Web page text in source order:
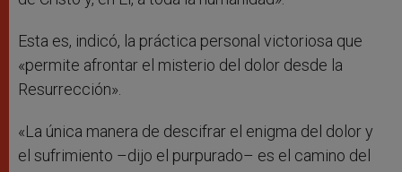
Esta es, indicó, la práctica personal victoriosa que
«permite afrontar el misterio del dolor desde la
Resurrección».
«La única manera de descifrar el enigma del dolor y
el sufrimiento –dijo el purpurado– es el camino del